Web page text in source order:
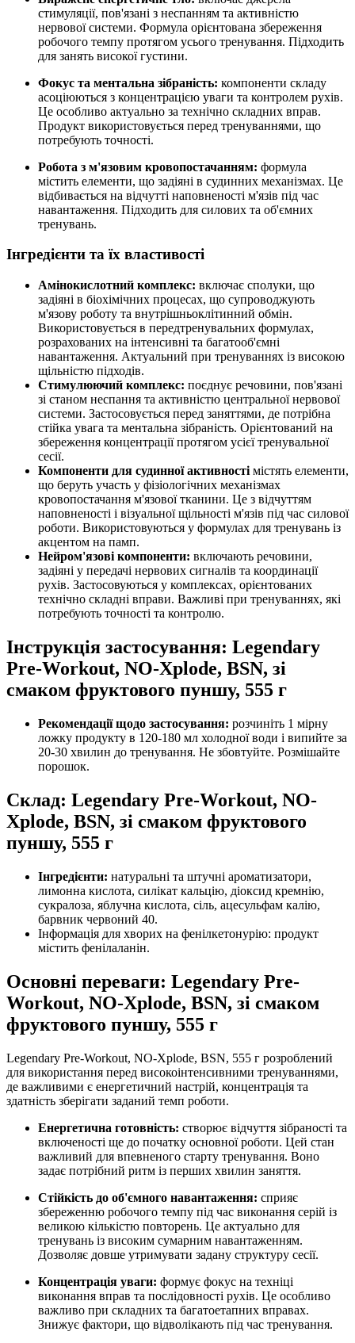
стимуляції, пов'язані з неспанням та активністю
нервової системи. Формула орієнтована збереження
робочого темпу протягом усього тренування. Підходить
для занять високої густини.
Фокус та ментальна зібраність: компоненти складу
асоціюються з концентрацією уваги та контролем рухів.
Це особливо актуально за технічно складних вправ.
Продукт використовується перед тренуваннями, що
потребують точності.
Робота з м'язовим кровопостачанням: формула
містить елементи, що задіяні в судинних механізмах. Це
відбивається на відчутті наповненості м'язів під час
навантаження. Підходить для силових та об'ємних
тренувань.
Інгредієнти та їх властивості
Амінокислотний комплекс: включає сполуки, що
задіяні в біохімічних процесах, що супроводжують
м'язову роботу та внутрішньоклітинний обмін.
Використовується в передтренувальних формулах,
розрахованих на інтенсивні та багатооб'ємні
навантаження. Актуальний при тренуваннях із високою
щільністю підходів.
Стимулюючий комплекс: поєднує речовини, пов'язані
зі станом неспання та активністю центральної нервової
системи. Застосовується перед заняттями, де потрібна
стійка увага та ментальна зібраність. Орієнтований на
збереження концентрації протягом усієї тренувальної
сесії.
Компоненти для судинної активності містять елементи,
що беруть участь у фізіологічних механізмах
кровопостачання м'язової тканини. Це з відчуттям
наповненості і візуальної щільності м'язів під час силової
роботи. Використовуються у формулах для тренувань із
акцентом на памп.
Нейром'язові компоненти: включають речовини,
задіяні у передачі нервових сигналів та координації
рухів. Застосовуються у комплексах, орієнтованих
технічно складні вправи. Важливі при тренуваннях, які
потребують точності та контролю.
Інструкція застосування: Legendary
Pre-Workout, NO-Xplode, BSN, зі
смаком фруктового пуншу, 555 г
Рекомендації щодо застосування: розчиніть 1 мірну
ложку продукту в 120-180 мл холодної води і випийте за
20-30 хвилин до тренування. Не збовтуйте. Розмішайте
порошок.
Склад: Legendary Pre-Workout, NO-
Xplode, BSN, зі смаком фруктового
пуншу, 555 г
Інгредієнти: натуральні та штучні ароматизатори,
лимонна кислота, силікат кальцію, діоксид кремнію,
сукралоза, яблучна кислота, сіль, ацесульфам калію,
барвник червоний 40.
Інформація для хворих на фенілкетонурію: продукт
містить фенілаланін.
Основні переваги: Legendary Pre-
Workout, NO-Xplode, BSN, зі смаком
фруктового пуншу, 555 г
Legendary Pre-Workout, NO-Xplode, BSN, 555 г розроблений
для використання перед високоінтенсивними тренуваннями,
де важливими є енергетичний настрій, концентрація та
здатність зберігати заданий темп роботи.
Енергетична готовність: створює відчуття зібраності та
включеності ще до початку основної роботи. Цей стан
важливий для впевненого старту тренування. Воно
задає потрібний ритм із перших хвилин заняття.
Стійкість до об'ємного навантаження: сприяє
збереженню робочого темпу під час виконання серій із
великою кількістю повторень. Це актуально для
тренувань із високим сумарним навантаженням.
Дозволяє довше утримувати задану структуру сесії.
Концентрація уваги: формує фокус на техніці
виконання вправ та послідовності рухів. Це особливо
важливо при складних та багатоетапних вправах.
Знижує фактори, що відволікають під час тренування.